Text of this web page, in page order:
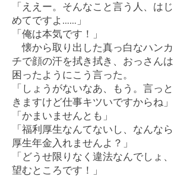
「ええー。そんなこと言う人、はじ
めてですよ……」
「俺は本気です！」
懐から取り出した真っ白なハンカ
チで顔の汗を拭き拭き、おっさんは
困ったようにこう言った。
「しょうがないなあ、もう。言っと
きますけど仕事キツいですからね」
「かまいませんとも」
「福利厚生なんてないし、なんなら
厚生年金入れませんよ？」
「どうせ限りなく違法なんでしょ、
望むところです！」